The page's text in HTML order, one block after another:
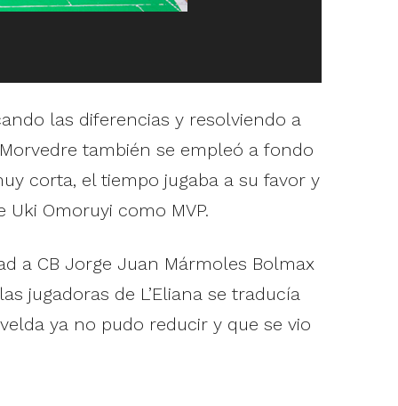
las diferencias y resolviendo a
también se empleó a fondo
corta, el tiempo jugaba a su favor y
Omoruyi como MVP.
a CB Jorge Juan Mármoles Bolmax
jugadoras de L’Eliana se traducía
ya no pudo reducir y que se vio